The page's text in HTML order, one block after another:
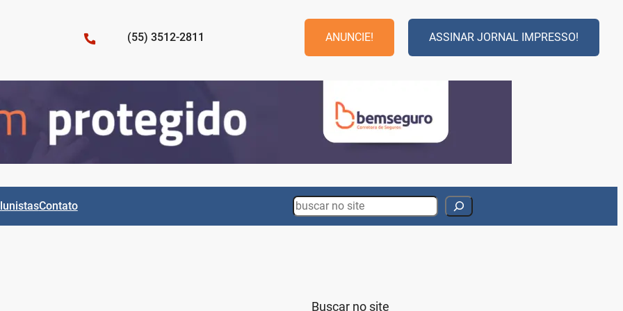
(55) 3512-2811 ANUNCIE! ASSINAR JORNAL IMPRESSO!
Contato Search
Buscar no site